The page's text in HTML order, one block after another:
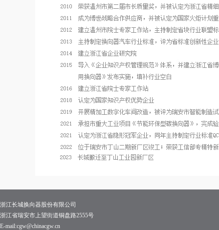
浙江长城换向器股份有限公司
浙江省瑞安市上望街道铜盘路2555号
E-mail:cgw@chinacgw.cn